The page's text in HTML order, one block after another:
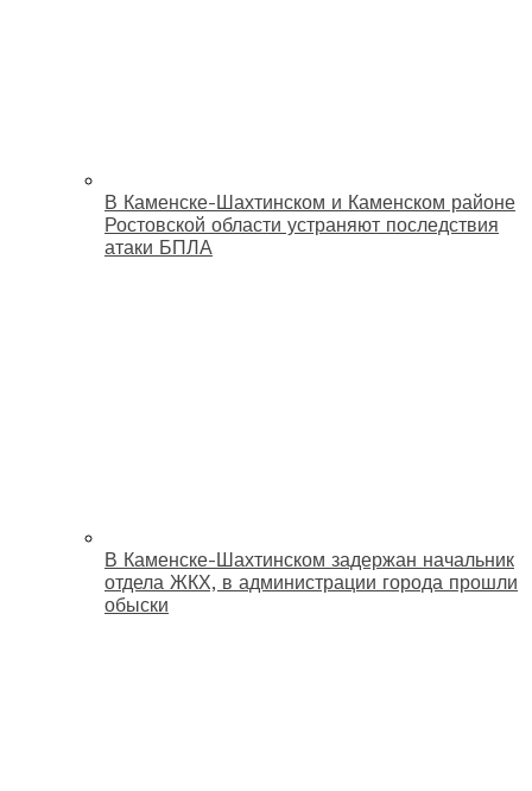
В Каменске-Шахтинском и Каменском районе
Ростовской области устраняют последствия
атаки БПЛА
В Каменске-Шахтинском задержан начальник
отдела ЖКХ, в администрации города прошли
обыски